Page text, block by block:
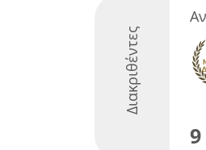
Διακριθέντες
9